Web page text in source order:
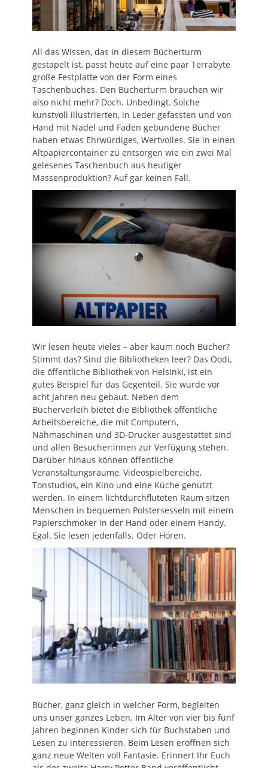
All das Wissen, das in diesem Bücherturm
gestapelt ist, passt heute auf eine paar Terrabyte
große Festplatte von der Form eines
Taschenbuches. Den Bücherturm brauchen wir
also nicht mehr? Doch. Unbedingt. Solche
kunstvoll illustrierten, in Leder gefassten und von
Hand mit Nadel und Faden gebundene Bücher
haben etwas Ehrwürdiges, Wertvolles. Sie in einen
Altpapiercontainer zu entsorgen wie ein zwei Mal
gelesenes Taschenbuch aus heutiger
Massenproduktion? Auf gar keinen Fall.
Wir lesen heute vieles – aber kaum noch Bücher?
Stimmt das? Sind die Bibliotheken leer? Das Oodi,
die öffentliche Bibliothek von Helsinki, ist ein
gutes Beispiel für das Gegenteil. Sie wurde vor
acht Jahren neu gebaut. Neben dem
Bücherverleih bietet die Bibliothek öffentliche
Arbeitsbereiche, die mit Computern,
Nähmaschinen und 3D-Drucker ausgestattet sind
und allen Besucher:innen zur Verfügung stehen.
Darüber hinaus können öffentliche
Veranstaltungsräume, Videospielbereiche,
Tonstudios, ein Kino und eine Küche genutzt
werden. In einem lichtdurchfluteten Raum sitzen
Menschen in bequemen Polstersesseln mit einem
Papierschmöker in der Hand oder einem Handy.
Egal. Sie lesen jedenfalls. Oder Hören.
Bücher, ganz gleich in welcher Form, begleiten
uns unser ganzes Leben. Im Alter von vier bis fünf
Jahren beginnen Kinder sich für Buchstaben und
Lesen zu interessieren. Beim Lesen eröffnen sich
ganz neue Welten voll Fantasie. Erinnert Ihr Euch